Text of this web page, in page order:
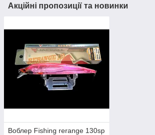
Акційні пропозиції та новинки
Воблер Fishing rerange 130sp